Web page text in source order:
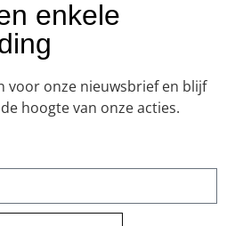
enkele
voor onze nieuwsbrief en blijf
hoogte van onze acties.